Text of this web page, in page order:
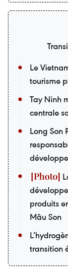
Le
tourisme
Tay Ninh
centrale
Long Son
produits
Mâu Son
transition